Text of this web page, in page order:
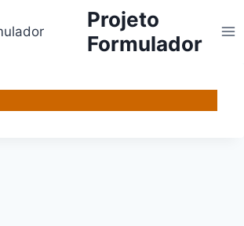
Projeto
Formulador